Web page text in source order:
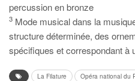
percussion en bronze
3 Mode musical dans la
structure déterminée, des
spécifiques et correspondant à
La Filature Opéra national du